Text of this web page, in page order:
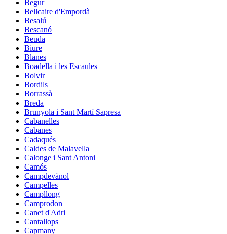
Begur
Bellcaire d'Empordà
Besalú
Bescanó
Beuda
Biure
Blanes
Boadella i les Escaules
Bolvir
Bordils
Borrassà
Breda
Brunyola i Sant Martí Sapresa
Cabanelles
Cabanes
Cadaqués
Caldes de Malavella
Calonge i Sant Antoni
Camós
Campdevànol
Campelles
Campllong
Camprodon
Canet d'Adri
Cantallops
Capmany